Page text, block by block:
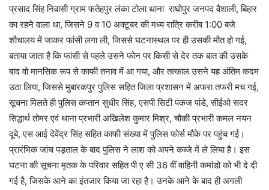
प्रसाद सिंह निवासी ग्राम फतेहपुर लंका टोला थाना राघोपुर जनपद वैशाली, बिहार
का रहने वाला था, जिसने 9 व 10 अक्टूबर की मध्य रात्रि करीब 1:00 बजे
शौचालय में जाकर फांसी लगा ली, जिससे घटनास्थल पर ही उसकी मौत हो गई,
बताया जाता है कि फांसी से पहले उसने फोन पर किसी से देर तक बात की उसके
बाद वो मानसिक रूप से काफी तनाव में आ गया, और तत्काल उसने यह अंतिम कदम
उठा लिया, जिससे मुबारकपुर पुलिस सहित जिला प्रशासन में अफरा तफरी मच गई,
सूचना मिलते ही पुलिस कप्तान सुधीर सिंह, एसपी सिटी पंकज पांडे, सीईओ सदर
सिद्धार्थ तोमर एवं थाना प्रभारी अखिलेश कुमार मिश्र, चौकी प्रभारी कमल नयन
दूबे, एस आई देवेंद्र सिंह सहित काफी संख्या में पुलिस फोर्स मौके पर पहुंच गई।
प्रारंभिक जांच पड़ताल के बाद पुलिस ने लाश को अपने कब्जे में ले लिया है। इस
घटना की सूचना मृतक के परिवार सहित पी ए सी 36 वीं वाहिनी कमांडो को भी दे दी
गई है, जिसके आने का इंतजार किया जा रहा है। उनके आने के बाद ही अगली